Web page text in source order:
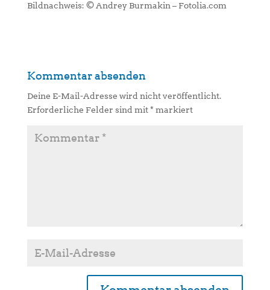
Bildnachweis: © Andrey Burmakin – Fotolia.com
Kommentar absenden
Deine E-Mail-Adresse wird nicht veröffentlicht.
Erforderliche Felder sind mit* markiert